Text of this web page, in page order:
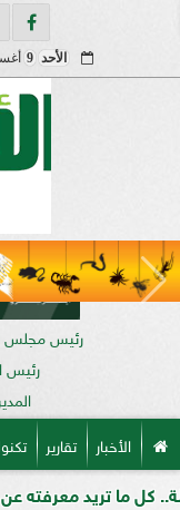
الأحد 9
رئيس مجلس
رئيس
الأخبار تقارير
معرفته عن خريطة